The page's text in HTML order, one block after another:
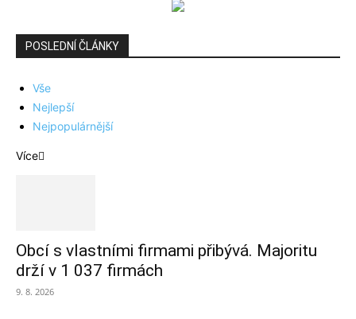
POSLEDNÍ ČLÁNKY
Vše
Nejlepší
Nejpopulárnější
Více
Obcí s vlastními firmami přibývá. Majoritu
drží v 1 037 firmách
9. 8. 2026